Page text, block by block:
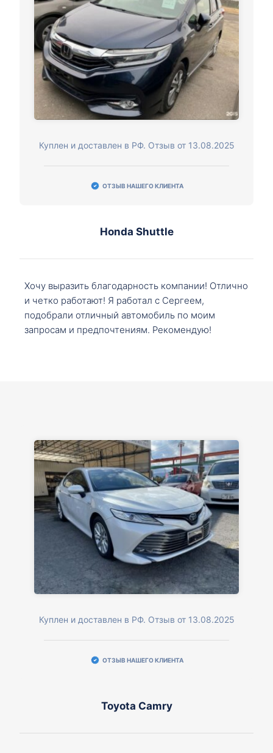
Куплен и доставлен в РФ. Отзыв от 13.08.2025
ОТЗЫВ НАШЕГО КЛИЕНТА
Honda Shuttle
Хочу выразить благодарность компании! Отлично
и четко работают! Я работал с Сергеем,
подобрали отличный автомобиль по моим
запросам и предпочтениям. Рекомендую!
Куплен и доставлен в РФ. Отзыв от 13.08.2025
ОТЗЫВ НАШЕГО КЛИЕНТА
Toyota Camry